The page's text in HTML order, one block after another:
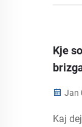
Kje
Jan
Kaj